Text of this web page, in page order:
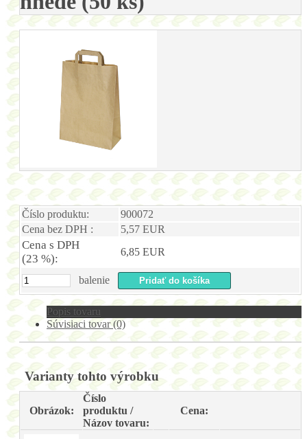
Číslo produktu:
900072
Cena bez DPH :
5,57 EUR
Cena s DPH
(23 %):
6,85 EUR
balenie
Popis tovaru
Súvisiaci tovar (0)
Varianty tohto výrobku
Obrázok:
Číslo
produktu /
Názov tovaru:
Cena: